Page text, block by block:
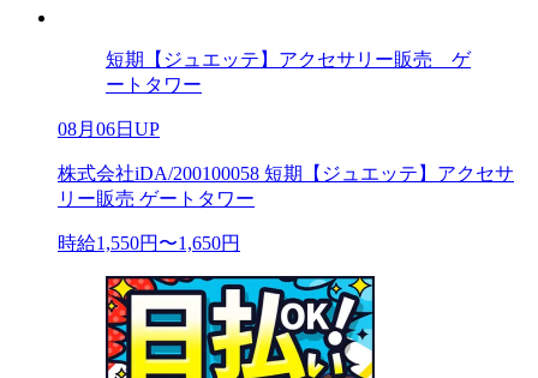
短期【ジュエッテ】アクセサリー販売 ゲ
ートタワー
08月06日UP
株式会社iDA/200100058 短期【ジュエッテ】アクセサ
リー販売 ゲートタワー
時給1,550円〜1,650円